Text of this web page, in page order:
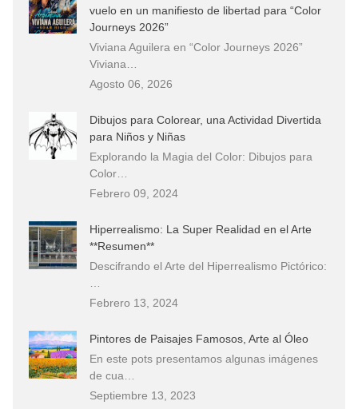
vuelo en un manifiesto de libertad para “Color
Journeys 2026”
Viviana Aguilera en “Color Journeys 2026”
Viviana…
Agosto 06, 2026
Dibujos para Colorear, una Actividad Divertida
para Niños y Niñas
Explorando la Magia del Color: Dibujos para
Color…
Febrero 09, 2024
Hiperrealismo: La Super Realidad en el Arte
**Resumen**
Descifrando el Arte del Hiperrealismo Pictórico:
Febrero 13, 2024
Pintores de Paisajes Famosos, Arte al Óleo
En este pots presentamos algunas imágenes
de cua…
Septiembre 13, 2023